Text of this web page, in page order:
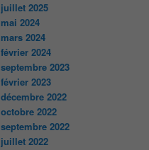
juillet 2025
mai 2024
mars 2024
février 2024
septembre 2023
février 2023
décembre 2022
octobre 2022
septembre 2022
juillet 2022